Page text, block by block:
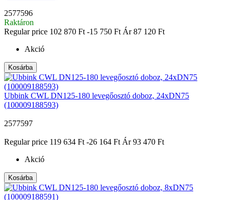
2577596
Raktáron
Regular price 102 870 Ft -15 750 Ft Ár 87 120 Ft
Akció
Kosárba
Ubbink CWL DN125-180 levegőosztó doboz, 24xDN75
(100009188593)
2577597
Regular price 119 634 Ft -26 164 Ft Ár 93 470 Ft
Akció
Kosárba